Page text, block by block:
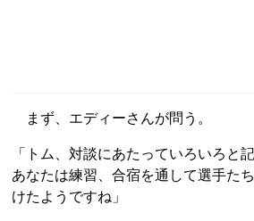
まず、エディーさんが問う。
「トム、対談にあたっていろいろと
あなたは練習、合宿を通して選手た
けたようですね」